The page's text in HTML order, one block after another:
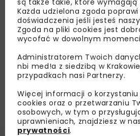
Załaduj więcej...
Każda udzielona zgoda poprawi
doświadczenia jeśli jesteś
Zgoda na pliki cookies jest
wycofać w dowolnym
Administratorem Twoich
nbi med!a z siedzibą w
przypadkach nasi Partnerzy.
Więcej informacji o korzystaniu
cookies oraz o przetwarzaniu
osobowych, w tym o
uprawnieniach, znajdziesz w
prywatności.